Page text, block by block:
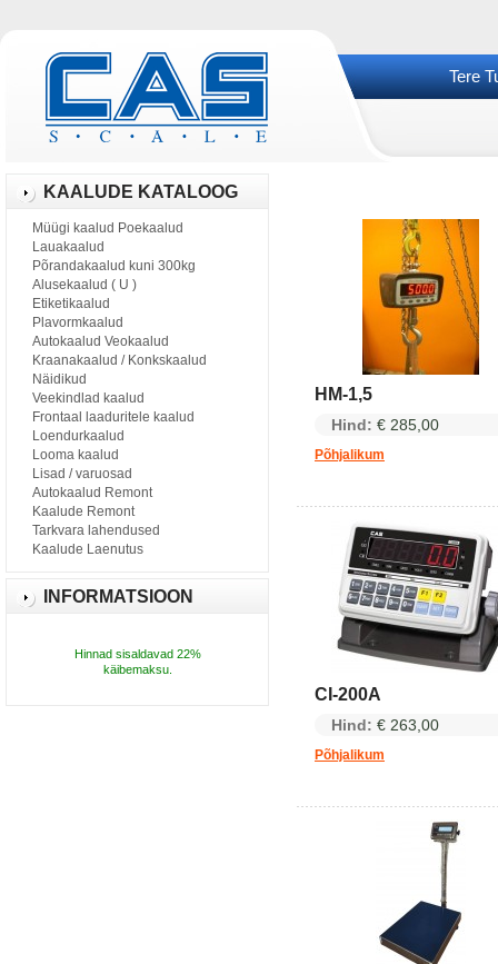
Tere
KAALUDE KATALOOG
Müügi kaalud Poekaalud
Lauakaalud
Põrandakaalud kuni 300kg
Alusekaalud ( U )
Etiketikaalud
Plavormkaalud
Autokaalud Veokaalud
Kraanakaalud / Konkskaalud
Näidikud
Veekindlad kaalud
Frontaal laaduritele kaalud
Loendurkaalud
Looma kaalud
Lisad / varuosad
Autokaalud Remont
Kaalude Remont
Tarkvara lahendused
Kaalude Laenutus
INFORMATSIOON
Hinnad sisaldavad 22%
käibemaksu.
HM-1,5
Hind: € 285,00
Põhjalikum
CI-200A
Hind: € 263,00
Põhjalikum